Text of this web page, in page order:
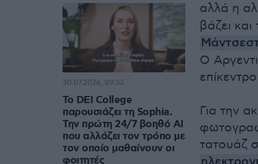
αλλά η
βάζει
Ο
Για την
τατουάζ
Το DEI College
παρουσιάζει τη Sophia.
Την πρώτη 24/7 βοηθό AI
που αλλάζει τον τρόπο με
τον οποίο μαθαίνουν οι
φοιτητές
30.07.2026, 09:33